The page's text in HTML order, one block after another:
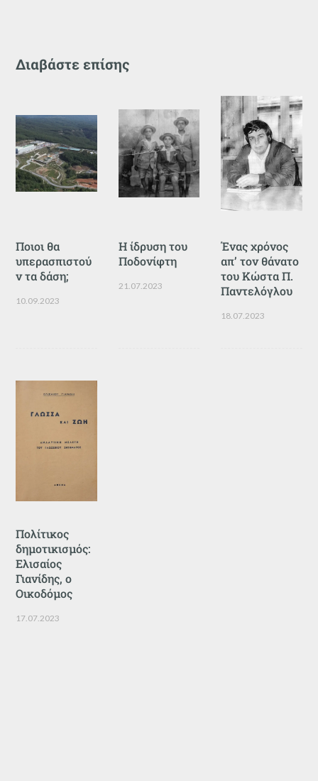
Διαβάστε επίσης
Ποιοι θα
υπερασπιστού
ν τα δάση;
10.09.2023
Η ίδρυση του
Ποδονίφτη
21.07.2023
Ένας χρόνος
απ’ τον θάνατο
του Κώστα Π.
Παντελόγλου
18.07.2023
Πολίτικος
δημοτικισμός:
Ελισαίος
Γιανίδης, ο
Οικοδόμος
17.07.2023